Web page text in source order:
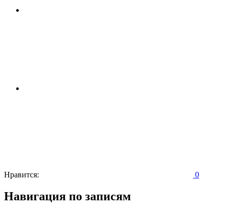
Нравится: 0
Навигация по записям